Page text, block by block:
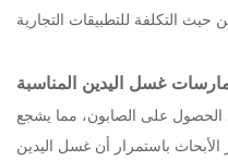
غسل اليدين المناسبة
على الصابون، مما يشجع
باستمرار أن غسل اليدين